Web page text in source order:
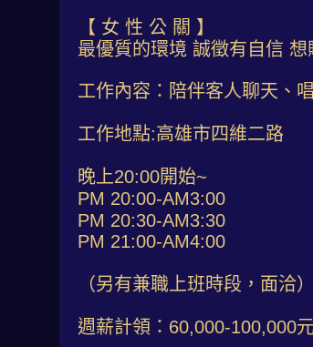
【 女 性 公 關 】
最優質的環境 誠徵有自信
工作內容：陪伴客人聊天、
工作地點:高雄市四維二路
晚上20:00開始~
PM 20:00-AM3:00
PM 20:30-AM3:30
PM 21:00-AM4:00
（另有兼職上班時段，面洽）
週薪計領：60,000-100,000